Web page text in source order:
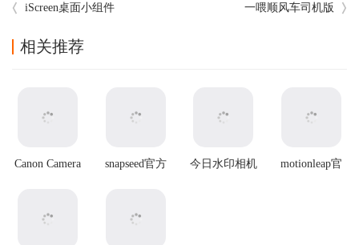
iScreen桌面小组件 一喂顺风车司机版
相关推荐
Canon Camera
snapseed官方
今日水印相机
motionleap官